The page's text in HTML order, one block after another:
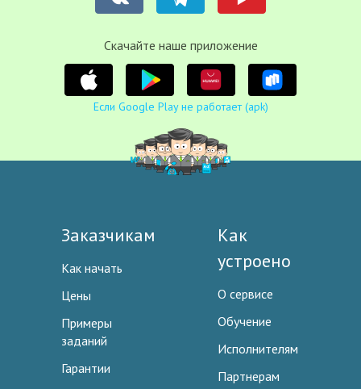
Cкачайте наше приложение
Если Google Play не работает (apk)
Заказчикам
Как начать
Цены
Примеры
заданий
Гарантии
Как
устроено
О сервисе
Обучение
Исполнителям
Партнерам